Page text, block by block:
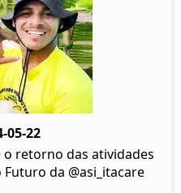
05-22
retorno das atividades
da @asi_itacare